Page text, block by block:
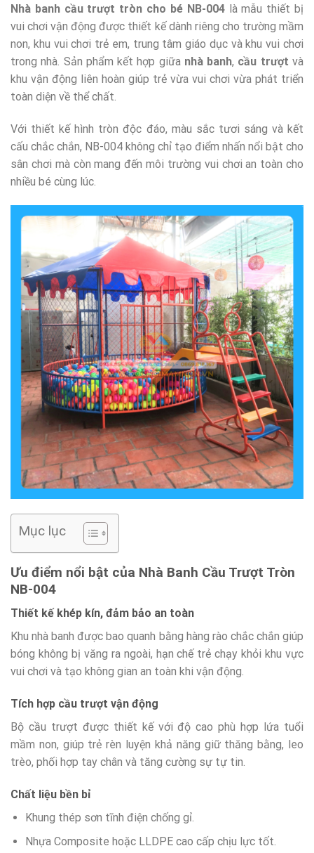
Nhà banh cầu trượt tròn cho bé NB-004là mẫu thiết bị
vui chơi vận động được thiết kế dành riêng cho trường mầm
non, khu vui chơi trẻ em, trung tâm giáo dục và khu vui chơi
trong nhà. Sản phẩm kết hợp giữa nhà banh, cầu trượt và
khu vận động liên hoàn giúp trẻ vừa vui chơi vừa phát triển
toàn diện về thể chất.
Với thiết kế hình tròn độc đáo, màu sắc tươi sáng và kết
cấu chắc chắn, NB-004 không chỉ tạo điểm nhấn nổi bật cho
sân chơi mà còn mang đến môi trường vui chơi an toàn cho
nhiều bé cùng lúc.
Mục lục
Ưu điểm nổi bật của Nhà Banh Cầu Trượt Tròn
NB-004
Thiết kế khép kín, đảm bảo an toàn
Khu nhà banh được bao quanh bằng hàng rào chắc chắn giúp
bóng không bị văng ra ngoài, hạn chế trẻ chạy khỏi khu vực
vui chơi và tạo không gian an toàn khi vận động.
Tích hợp cầu trượt vận động
Bộ cầu trượt được thiết kế với độ cao phù hợp lứa tuổi
mầm non, giúp trẻ rèn luyện khả năng giữ thăng bằng, leo
trèo, phối hợp tay chân và tăng cường sự tự tin.
Chất liệu bền bỉ
Khung thép sơn tĩnh điện chống gỉ.
Nhựa Composite hoặc LLDPE cao cấp chịu lực tốt.